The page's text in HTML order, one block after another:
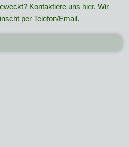
Kontaktiere uns hier. Wir
per Telefon/Email.